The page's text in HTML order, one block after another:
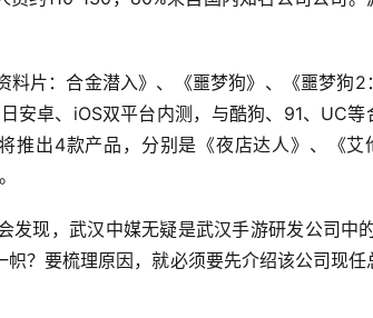
片：合金潜入》、《噩梦狗》、《噩梦狗2
安卓、iOS双平台内测，与酷狗、91、UC等
推出4款产品，分别是《夜店达人》、《艾
现，武汉中媒无疑是武汉手游研发公司中
帜？要梳理原因，就必须要先介绍该公司现任